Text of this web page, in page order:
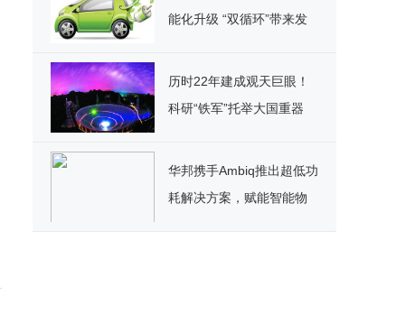
能化升级 “双循环”带来发
历时22年建成观天巨眼！
科研“铁军”托举大国重器
华邦携手Ambiq推出超低功
耗解决方案，赋能智能物